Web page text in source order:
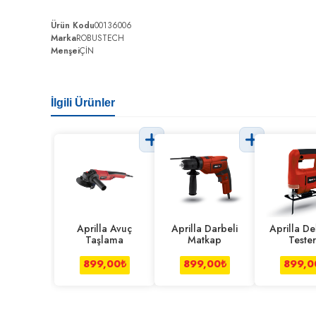
Ürün Kodu00136006
MarkaROBUSTECH
MenşeiÇİN
İlgili Ürünler
Aprilla Avuç
Taşlama
899,00₺
Aprilla Darbeli
Matkap
899,00₺
Aprilla